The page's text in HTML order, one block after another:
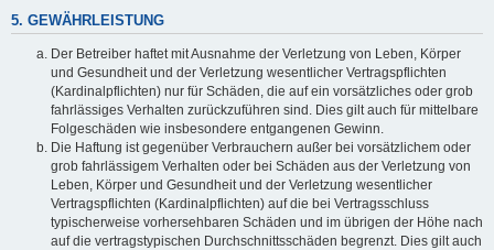
5. GEWÄHRLEISTUNG
Der Betreiber haftet mit Ausnahme der Verletzung von Leben, Körper
und Gesundheit und der Verletzung wesentlicher Vertragspflichten
(Kardinalpflichten) nur für Schäden, die auf ein vorsätzliches oder grob
fahrlässiges Verhalten zurückzuführen sind. Dies gilt auch für mittelbare
Folgeschäden wie insbesondere entgangenen Gewinn.
Die Haftung ist gegenüber Verbrauchern außer bei vorsätzlichem oder
grob fahrlässigem Verhalten oder bei Schäden aus der Verletzung von
Leben, Körper und Gesundheit und der Verletzung wesentlicher
Vertragspflichten (Kardinalpflichten) auf die bei Vertragsschluss
typischerweise vorhersehbaren Schäden und im übrigen der Höhe nach
auf die vertragstypischen Durchschnittsschäden begrenzt. Dies gilt auch